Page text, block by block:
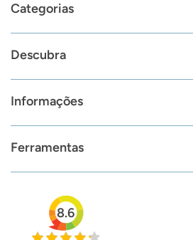
Categorias
Descubra
Informações
Ferramentas
8.6